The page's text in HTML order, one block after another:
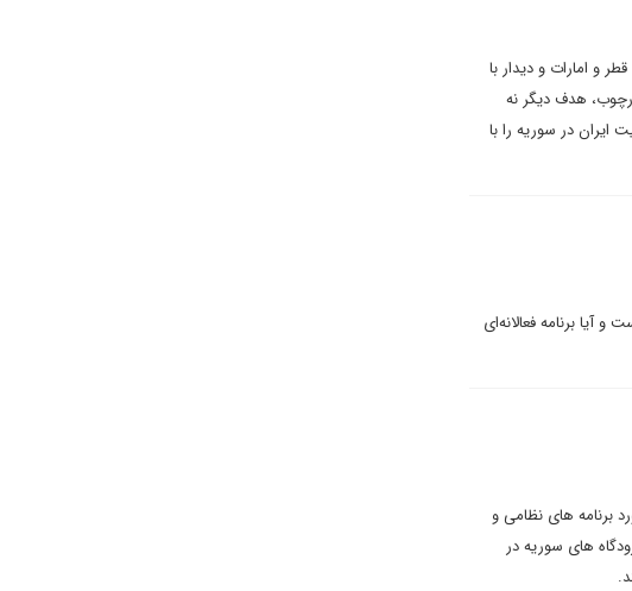
و امارات و دیدار با
هدف دیگر نه
در سوریه را با
آیا برنامه فعالانه‌ای
برنامه های نظامی و
های سوریه در